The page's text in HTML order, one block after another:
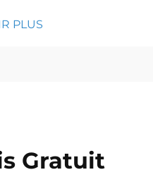
PLUS
Gratuit